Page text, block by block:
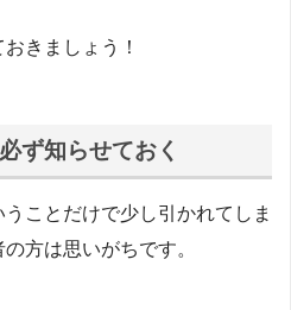
きましょう！
ず知らせておく
ことだけで少し引かれてしま
方は思いがちです。